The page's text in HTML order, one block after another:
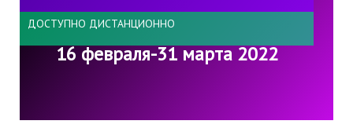
ДОСТУПНО ДИСТАНЦИОННО
16 февраля-31 марта 2022